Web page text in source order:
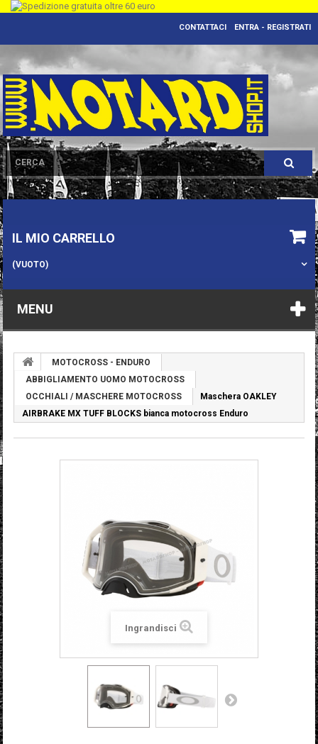
ENTRA - REGISTRATI
CONTATTACI
IL MIO CARRELLO
(VUOTO)
MENU
MOTOCROSS - ENDURO
ABBIGLIAMENTO UOMO MOTOCROSS
OCCHIALI / MASCHERE MOTOCROSS
Maschera OAKLEY
AIRBRAKE MX TUFF BLOCKS bianca motocross Enduro
Ingrandisci